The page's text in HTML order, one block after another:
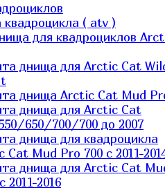
( atv )
для квадроциклов
днища для Arctic Cat
днища Arctic Cat Mud
днища для Arctic Cat
650/700/700 до 2007
днища для квадроцикла
Cat Mud Pro 700 с 2011-
днища для Arctic Cat
2011-2016